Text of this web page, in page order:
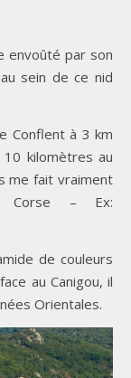
sein de ce nid
Conflent à 3 km
kilomètres au
me fait vraiment
Corse – Ex:
de couleurs
au Canigou, il
Orientales.